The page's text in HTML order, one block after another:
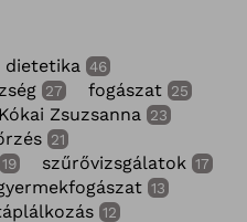
dietetika 46
27 fogászat 25
Kókai Zsuzsanna 23
21
19 szűrővizsgálatok 17
13
12